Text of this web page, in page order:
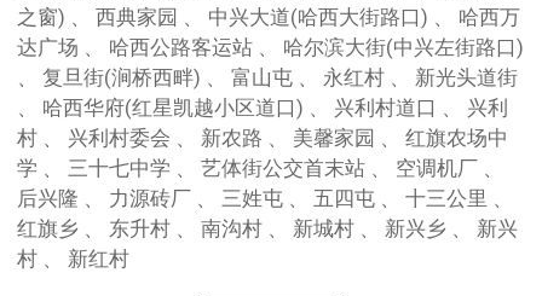
之窗) 、 西典家园 、 中兴大道(哈西大街路口) 、 哈西万
达广场 、 哈西公路客运站 、 哈尔滨大街(中兴左街路口)
、 复旦街(涧桥西畔) 、 富山屯 、 永红村 、 新光头道街
、 哈西华府(红星凯越小区道口) 、 兴利村道口 、 兴利
村 、 兴利村委会 、 新农路 、 美馨家园 、 红旗农场中
学 、 三十七中学 、 艺体街公交首末站 、 空调机厂 、
后兴隆 、 力源砖厂 、 三姓屯 、 五四屯 、 十三公里 、
红旗乡 、 东升村 、 南沟村 、 新城村 、 新兴乡 、 新兴
村 、 新红村